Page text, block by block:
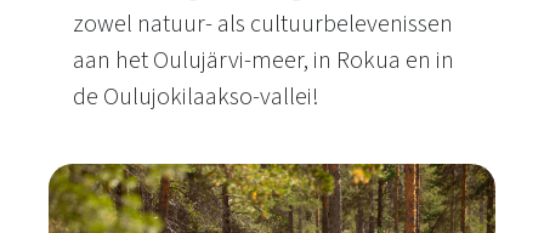
zowel natuur- als cultuurbelevenissen
aan het Oulujärvi-meer, in Rokua en in
de Oulujokilaakso-vallei!
De populairste bestemmingen van Rokua